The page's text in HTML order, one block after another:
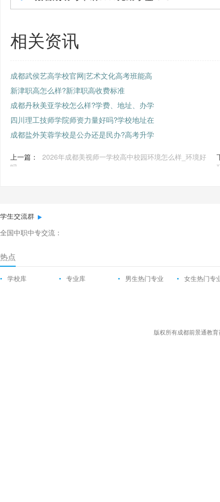
相关资讯
成都武侯艺高学校官网|艺术文化高考班能高
新津职高怎么样?新津职高收费标准
成都丹秋美亚学校怎么样?学费、地址、办学
四川理工技师学院师资力量好吗?学校地址在
成都盐外芙蓉学校是公办还是民办?高考升学
上一篇：
2026年成都美视师一学校高中校园环境怎么样_环境好
吗
学生交流群
全国中职中专交流：
热点
• 学校库 • 专业库 • 男生热门专业 • 女生热门专
版权所有成都前景通教